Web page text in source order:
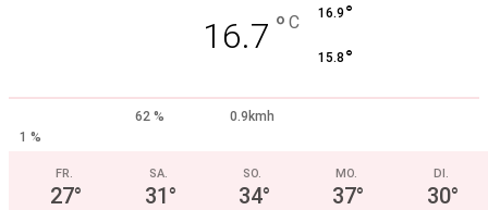
16.7 ° C 16.9 °
15.8 °
62 %
0.9kmh
1 %
FR.
27°
SA.
31°
SO.
34°
MO.
37°
DI.
30°